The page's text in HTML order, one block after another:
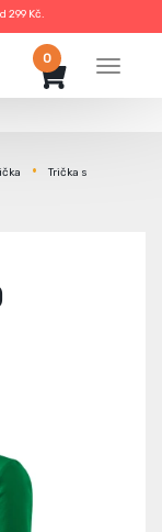
299 Kč.
Menu
0
Trička s